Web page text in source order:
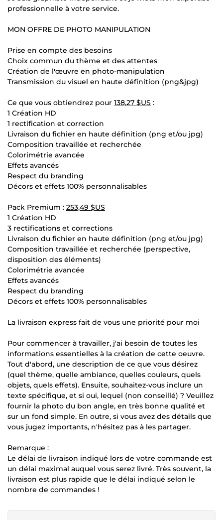
professionnelle à votre service.
MON OFFRE DE PHOTO MANIPULATION
Prise en compte des besoins
Choix commun du thème et des attentes
Création de l'œuvre en photo-manipulation
Transmission du visuel en haute définition (png&jpg)
Ce que vous obtiendrez pour 138,27 $US :
1 Création HD
1 rectification et correction
Livraison du fichier en haute définition (png et/ou jpg)
Composition travaillée et recherchée
Colorimétrie avancée
Effets avancés
Respect du branding
Décors et effets 100% personnalisables
Pack Premium : 253,49 $US
1 Création HD
3 rectifications et corrections
Livraison du fichier en haute définition (png et/ou jpg)
Composition travaillée et recherchée (perspective,
disposition des éléments)
Colorimétrie avancée
Effets avancés
Respect du branding
Décors et effets 100% personnalisables
La livraison express fait de vous une priorité pour moi
Pour commencer à travailler, j'ai besoin de toutes les
informations essentielles à la création de cette oeuvre.
Tout d'abord, une description de ce que vous désirez
(quel thème, quelle ambiance, quelles couleurs, quels
objets, quels effets). Ensuite, souhaitez-vous inclure un
texte spécifique, et si oui, lequel (non conseillé) ? Veuillez
fournir la photo du bon angle, en très bonne qualité et
sur un fond simple. En outre, si vous avez des détails que
vous jugez importants, n'hésitez pas à les partager.
Remarque :
Le délai de livraison indiqué lors de votre commande est
un délai maximal auquel vous serez livré. Très souvent, la
livraison est plus rapide que le délai indiqué selon le
nombre de commandes !